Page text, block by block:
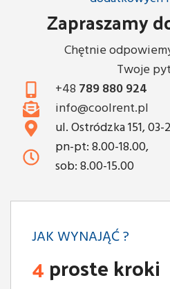
Zapraszamy
Chętnie
Twoje
+48 789 880 924
info@coolrent.pl
ul. Ostródzka 151,
pn-pt: 8.00-18.00,
sob: 8.00-15.00
JAK WYNAJĄĆ ?
4proste kroki